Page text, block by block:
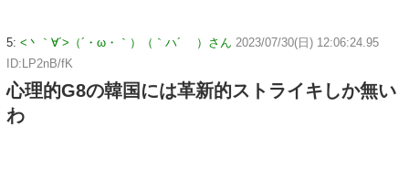
5: <丶｀∀´>（´・ω・｀）（｀ハ´ ）さん 2023/07/30(日) 12:06:24.95
ID:LP2nB/fK
心理的G8の韓国には革新的ストライキしか無い
わ